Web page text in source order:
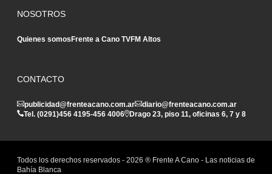
NOSOTROS
Quienes somosFrente a Cano TVFM Altos
CONTACTO
publicidad@frenteacano.com.ar
diario@frenteacano.com.ar
Tel. (0291)456 4195-456 4006 Drago 23, piso 11, oficinas 6, 7 y 8
Todos los derechos reservados - 2026 ® Frente A Cano - Las noticias de
Bahía Blanca